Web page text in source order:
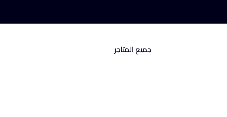
جميع المتاجر